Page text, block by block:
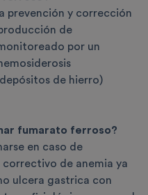
prevención y corrección
de
por un
de hierro)
fumarato ferroso?
en caso de
de anemia ya
ulcera gastrica con